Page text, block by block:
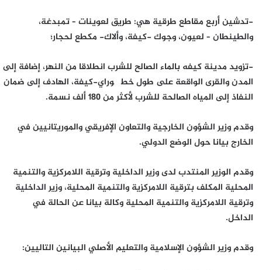
-تدشين أربع مقاطع طرقية هي: طريق لعوينات – تمبدغة،
والطينطان – لعيون، وجوك -كيفة، وألاك- مكطع لحجار؛
-تزويد مدينة كيفه بالماء الصالح للشرب انطلاقا من النهر، إضافة إلى
المدن والقرى الواقعة على طول خط گوراي-كيفة، الهادف إلى ضمان
النفاذ إلى المياه الصالحة للشرب لأكثر من 180 ألف نسمة.
وقدم وزير الشؤون الخارجية والتعاون الإفريقي والموريتانيين في
الخارج بيانا حول الوضع الدولي.
وقدم الوزير المنتدب لدى وزير الداخلية وترقية اللامركزية والتنمية
المحلية المكلف بترقية اللامركزية والتنمية المحلية، وزير الداخلية
وترقية اللامركزية والتنمية المحلية وكالة بيانا عن الحالة في
الداخل.
وقدم وزير الشؤون الإسلامية والتعليم الأصلي البيانين التاليين: